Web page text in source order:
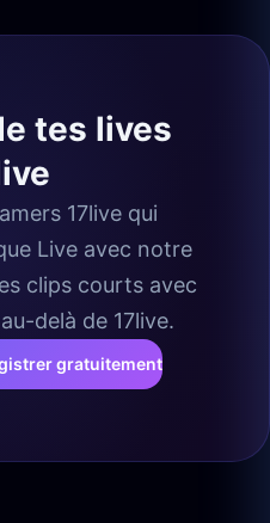
tes lives
17live qui
Live avec notre
clips courts avec
delà de 17live.
gratuitement